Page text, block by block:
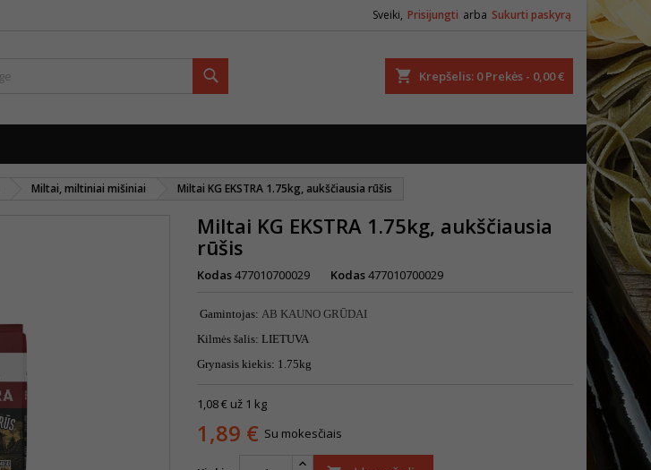
Sveiki, Prisijungti arba Sukurti paskyrą
Krepšelis 0 Prekės - 0,00 €
Miltai, miltiniai mišiniai Miltai KG EKSTRA 1.75kg, aukščiausia rūšis
Miltai KG EKSTRA 1.75kg, aukščiausia
rūšis
Kodas477010700029 Kodas477010700029
Gamintojas: AB KAUNO GRŪDAI
Kilmės šalis: LIETUVA
Grynasis kiekis: 1.75kg
1,08 € už 1 kg
1,89 € Su mokesčiais